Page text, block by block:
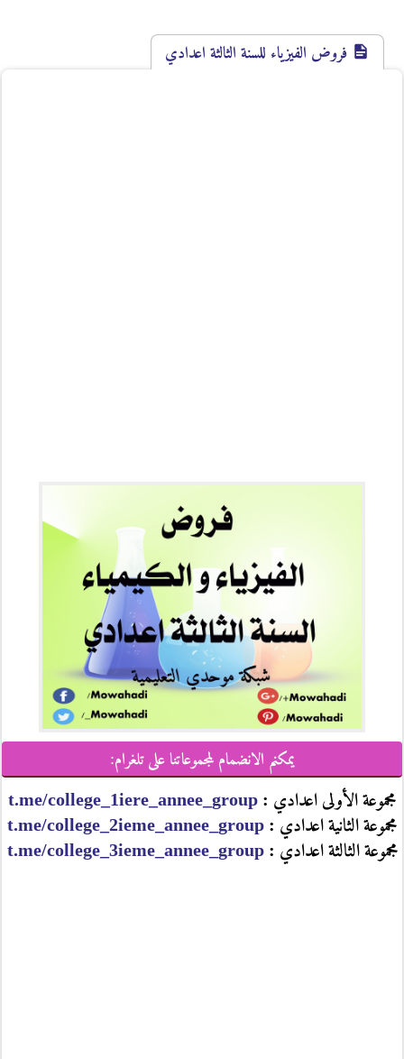
فروض الفيزياء للسنة الثالثة اعدادي
يمكنم الانضمام لمجموعاتنا على تلغرام:
مجموعة الأولى اعدادي : t.me/college_1iere_annee_group
مجموعة الثانية اعدادي : t.me/college_2ieme_annee_group
مجموعة الثالثة اعدادي :t.me/college_3ieme_annee_group